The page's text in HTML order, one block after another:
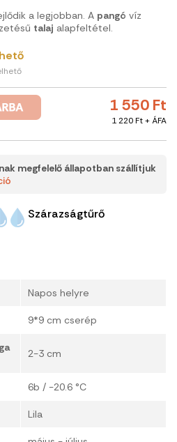
a legjobban. A pangó víz
talaj alapfeltétel.
1 550 Ft
1 220 Ft + ÁFA
megfelelő állapotban szállítjuk
Szárazságtűrő
Napos helyre
9*9 cm cserép
2-3 cm
6b / -20.6 °C
Lila